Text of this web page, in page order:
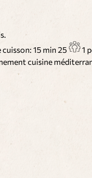
cuisson: 15 min 25
1
cuisine